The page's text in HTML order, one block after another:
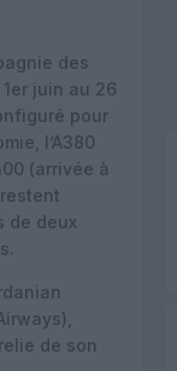
des
1er juin au 26
pour
l’A380
(arrivée à
de deux
de son